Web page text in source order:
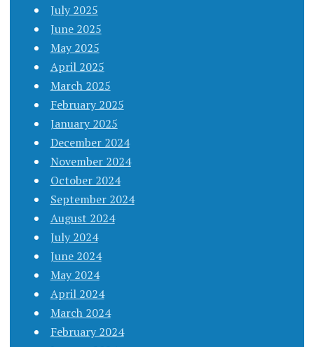
July 2025
June 2025
May 2025
April 2025
March 2025
February 2025
January 2025
December 2024
November 2024
October 2024
September 2024
August 2024
July 2024
June 2024
May 2024
April 2024
March 2024
February 2024